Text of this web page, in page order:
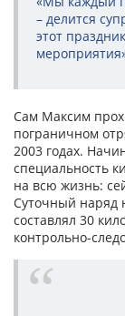
– делится
этот
Сам Максим
пограничном
2003 годах.
специальность
на всю жизнь:
Суточный наряд
составлял 30
контрольно-